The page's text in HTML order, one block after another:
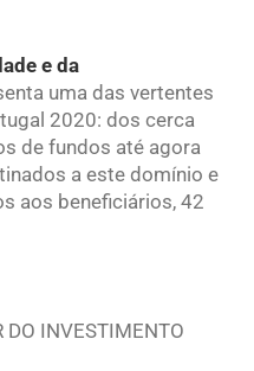
e da
uma das vertentes
2020: dos cerca
de fundos até agora
a este domínio e
aos beneficiários, 42
DO INVESTIMENTO